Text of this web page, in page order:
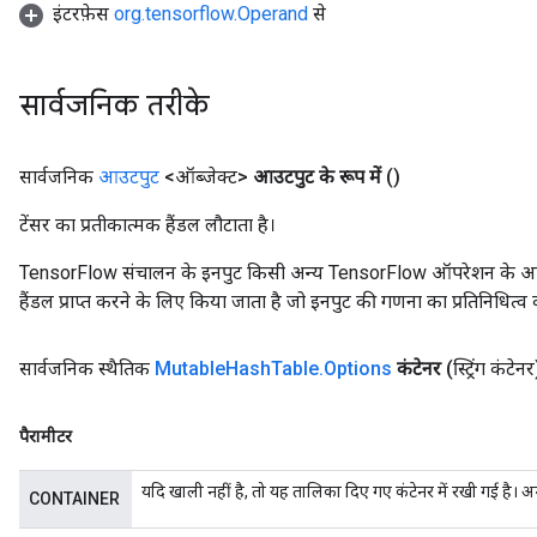
इंटरफ़ेस org.tensorflow.Operand से
सार्वजनिक तरीके
सार्वजनिक आउटपुट <ऑब्जेक्ट> आउटपुट के रूप में ()
टेंसर का प्रतीकात्मक हैंडल लौटाता है।
TensorFlow संचालन के इनपुट किसी अन्य TensorFlow ऑपरेशन के
हैंडल प्राप्त करने के लिए किया जाता है जो इनपुट की गणना का प्रतिनिधित्व
सार्वजनिक स्थैतिक MutableHashTable.Options कंटेनर (स्ट्रिंग
पैरामीटर
CONTAINER यदि खाली नहीं है, तो यह तालिका दिए गए कंटेनर में रखी गई है।